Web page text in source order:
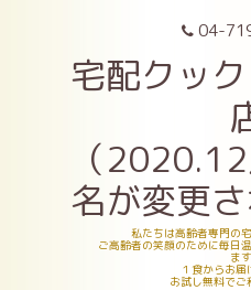
04-
宅配クッ
（
名が変更さ
私たちは高齢者専門の
ご高齢者の笑顔のために毎日
ます
１食からお届
お試し無料でご